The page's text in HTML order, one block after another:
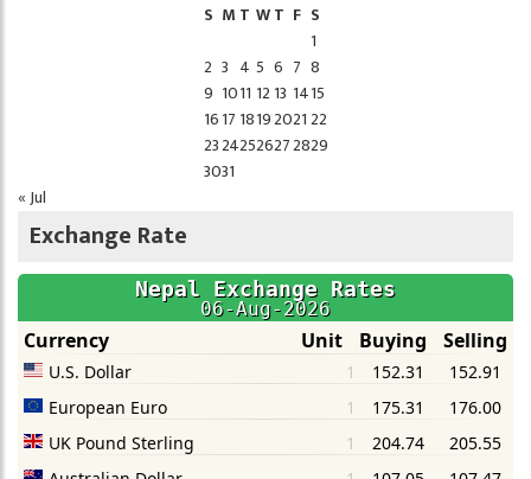
S M T WT F S
1
2 3 4 5 6 7 8
9 1011 12 13 1415
1617 1819202122
23242526272829
3031
« Jul
Exchange Rate